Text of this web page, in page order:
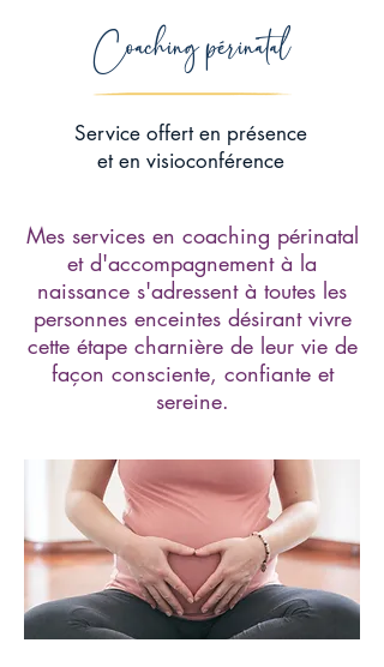
Coaching périnatal
Service offert en présence
et en visioconférence
Mes services en coaching périnatal
et d'accompagnement à la
naissance s'adressent à toutes les
personnes enceintes désirant vivre
cette étape charnière de leur vie de
façon consciente, confiante et
sereine.